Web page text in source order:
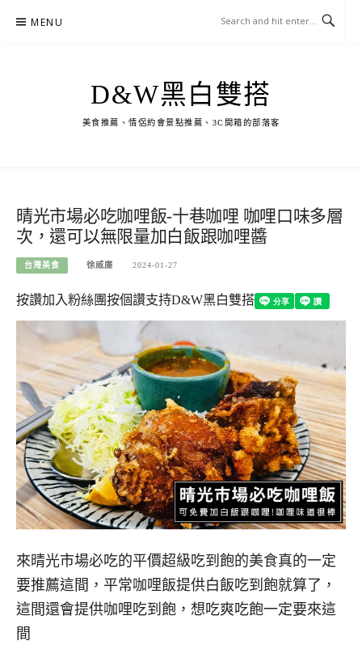
MENU
D&W黑白雙搭
美食推薦、情侶約會景點推薦、3C開箱的部落客
晴光市場必吃咖哩飯-十巷咖哩 咖哩口味多層
次，還可以無限量加白飯跟咖哩醬
台灣美食 徐威廉 2024-01-27
按讚加入粉絲團按個讚支持D&W黑白雙搭
來晴光市場必吃的平價超級吃到飽的美食真的一定
要推薦這間，平常咖哩飯提供白飯吃到飽就算了，
這間還會提供咖哩吃到飽，想吃爽吃飽一定要來這
間